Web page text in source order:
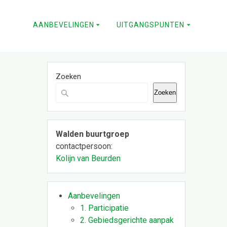
AANBEVELINGEN UITGANGSPUNTEN
Zoeken
Zoeken
Walden buurtgroep
contactpersoon:
Kolijn van Beurden
Aanbevelingen
1. Participatie
2. Gebiedsgerichte aanpak